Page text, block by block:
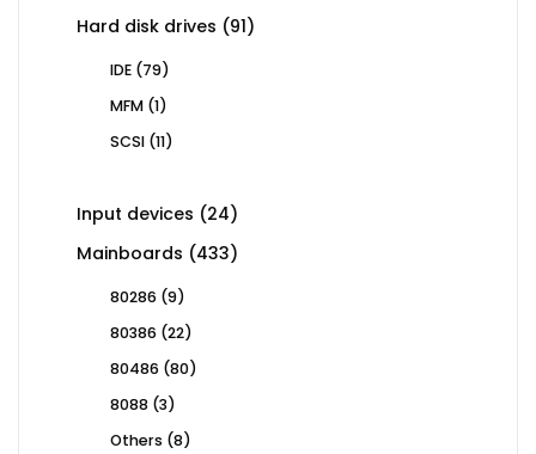
Hard disk drives 9191
IDE 7979
MFM 11
SCSI 1111
Input devices 2424
Mainboards 433433
80286 99
80386 2222
80486 8080
8088 33
Others 88